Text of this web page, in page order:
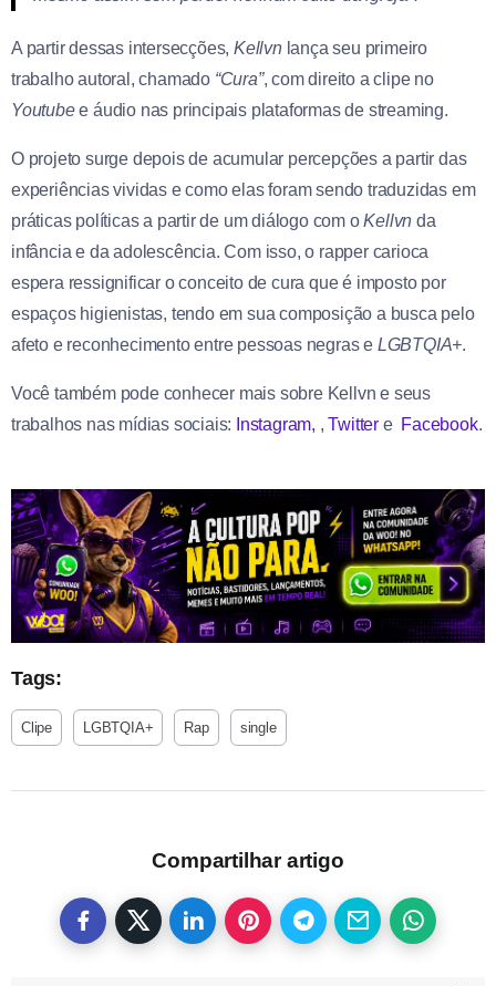
A partir dessas intersecções, Kellvnlança seu primeiro
trabalho autoral, chamado “Cura”, com direito a clipe no
Youtubee áudio nas principais plataformas de streaming.
O projeto surge depois de acumular percepções a partir das
experiências vividas e como elas foram sendo traduzidas em
práticas políticas a partir de um diálogo com oKellvn da
infância e da adolescência. Com isso, o rapper carioca
espera ressignificar o conceito de cura que é imposto por
espaços higienistas, tendo em sua composição a busca pelo
afeto e reconhecimento entre pessoas negras e LGBTQIA+.
Você também pode conhecer mais sobre Kellvn e seus
trabalhos nas mídias sociais: Instagram, ,Twitter e Facebook.
Tags:
Clipe LGBTQIA+ Rap single
Compartilhar artigo